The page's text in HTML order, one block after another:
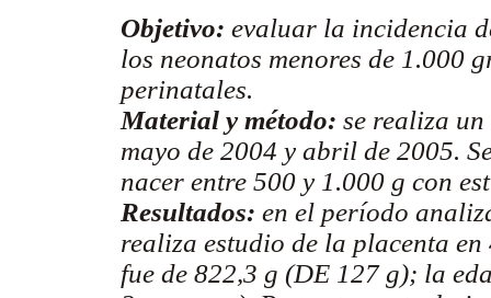
Objetivo: evaluar la incidencia
los neonatos menores de 1.000
perinatales.
Material y método: se realiza
mayo de 2004 y abril de 2005.
nacer entre 500 y 1.000 g con
Resultados: en el período
realiza estudio de la placenta
fue de 822,3 g (DE 127 g); la